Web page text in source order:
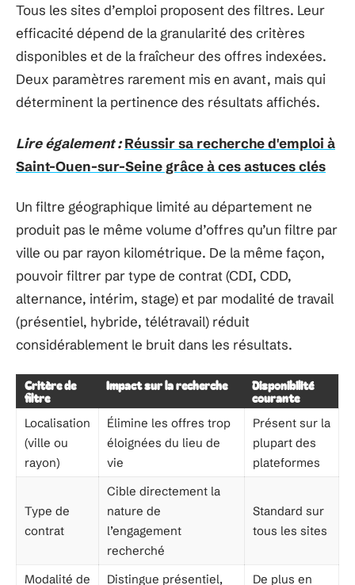
Tous les sites d’emploi proposent des filtres. Leur
efficacité dépend de la granularité des critères
disponibles et de la fraîcheur des offres indexées.
Deux paramètres rarement mis en avant, mais qui
déterminent la pertinence des résultats affichés.
Lire également : Réussir sa recherche d'emploi à
Saint-Ouen-sur-Seine grâce à ces astuces clés
Un filtre géographique limité au département ne
produit pas le même volume d’offres qu’un filtre par
ville ou par rayon kilométrique. De la même façon,
pouvoir filtrer par type de contrat (CDI, CDD,
alternance, intérim, stage) et par modalité de travail
(présentiel, hybride, télétravail) réduit
considérablement le bruit dans les résultats.
Critère de
filtre
Impact sur la recherche
Disponibilité
courante
Localisation
(ville ou
rayon)
Élimine les offres trop
éloignées du lieu de
vie
Présent sur la
plupart des
plateformes
Type de
contrat
Cible directement la
nature de
l’engagement
recherché
Standard sur
tous les sites
Modalité de
Distingue présentiel,
De plus en